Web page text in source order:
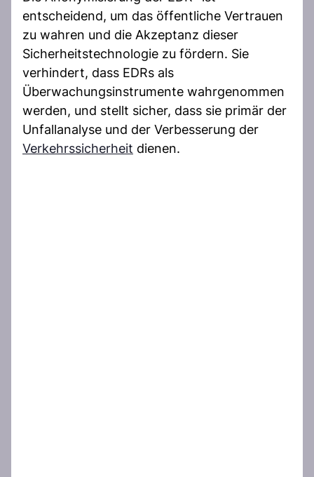
entscheidend, um das öffentliche Vertrauen
zu wahren und die Akzeptanz dieser
Sicherheitstechnologie zu fördern. Sie
verhindert, dass EDRs als
Überwachungsinstrumente wahrgenommen
werden, und stellt sicher, dass sie primär der
Unfallanalyse und der Verbesserung der
Verkehrssicherheit dienen.